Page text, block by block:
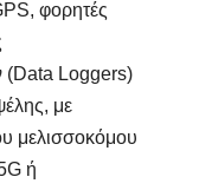
φορητές
(Data Loggers)
με
μελισσοκόμου
ή